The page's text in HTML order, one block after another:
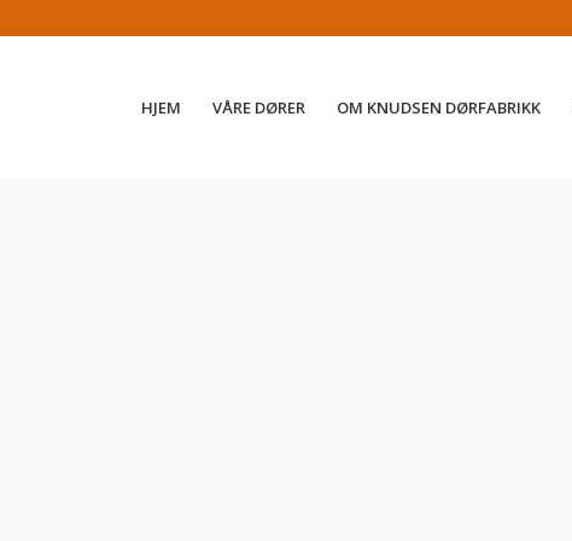
HJEM VÅRE DØRER OM KNUDSEN DØRFABRIKK